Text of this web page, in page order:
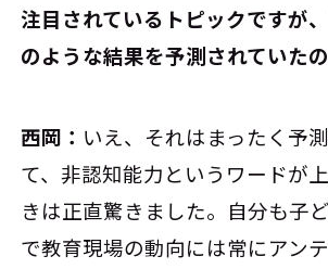
注目されているトピックですが
のような結果を予測されていたの
西岡： いえ、それはまったく予
て、非認知能力というワードが
きは正直驚きました。自分も子
で教育現場の動向には常にアン